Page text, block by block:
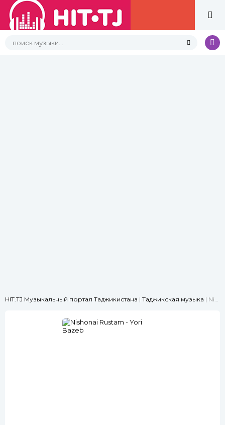
HIT.TJ Музыкальный портал Таджикистана | Таджикская музыка | Nishonai Rustam - Yori Bazeb